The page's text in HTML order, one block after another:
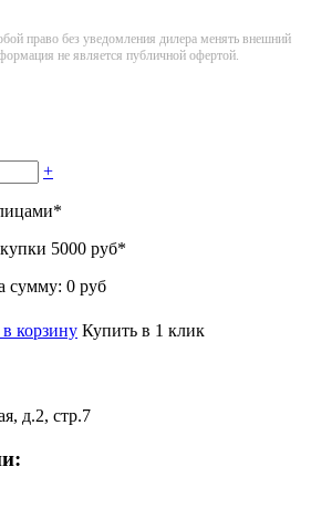
право без уведомления дилера менять внешний
не является публичной офертой.
+
*
5000 руб*
сумму: 0 руб
корзину Купить в 1 клик
д.2, стр.7